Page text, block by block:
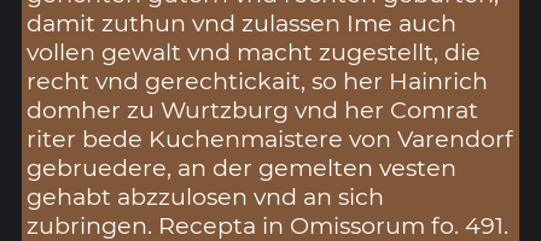
damit zuthun vnd zulassen Ime auch
vollen gewalt vnd macht zugestellt, die
recht vnd gerechtickait, so her Hainrich
domher zu Wurtzburg vnd her Comrat
riter bede Kuchenmaistere von Varendorf
gebruedere, an der gemelten vesten
gehabt abzzulosen vnd an sich
zubringen. Recepta in Omissorum fo. 491.